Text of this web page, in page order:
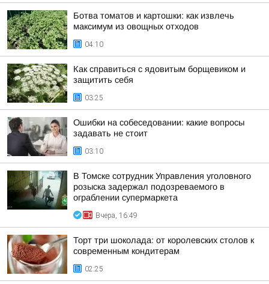
Ботва томатов и картошки: как извлечь
максимум из овощных отходов
04:10
Как справиться с ядовитым борщевиком и
защитить себя
03:25
Ошибки на собеседовании: какие вопросы
задавать не стоит
03:10
В Томске сотрудник Управления уголовного
розыска задержал подозреваемого в
ограблении супермаркета
Вчера, 16:49
Торт три шоколада: от королевских столов к
современным кондитерам
02:25